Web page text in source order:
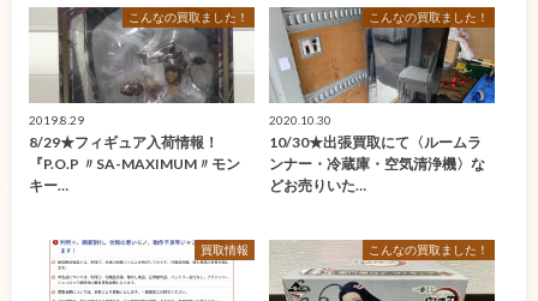
こんなの買取ました！
2019.8.29
8/29★フィギュア入荷情報！
『P.O.P 〃SA-MAXIMUM〃モン
キー…
こんなの買取ました！
2020.10.30
10/30★出張買取にて〈ルームラ
ンナー・冷蔵庫・空気清浄機〉な
どお売りいた…
買取情報 こんなの買取ました！